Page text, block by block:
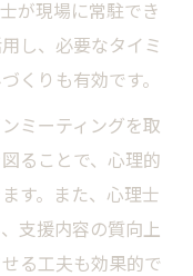
が現場に常駐でき
し、必要なタイミ
くりも有効です。
ミーティングを取
ることで、心理的
す。また、心理士
支援内容の質向上
る工夫も効果的で